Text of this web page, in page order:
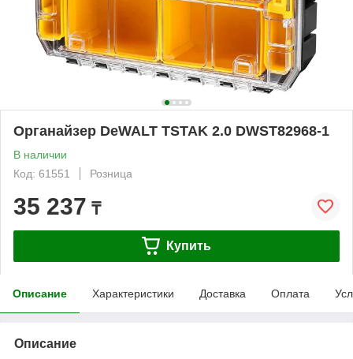
Органайзер DeWALT TSTAK 2.0 DWST82968-1
В наличии
Код: 61551
Розница
35 237 ₸
Купить
Описание Характеристики Доставка Оплата
Описание